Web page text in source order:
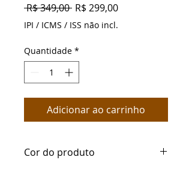
R$ 349,00 Preço
normal
R$ 299,00Preço
IPI / ICMS / ISS não incl.
Quantidade *
Adicionar ao carrinho
Cor do produto